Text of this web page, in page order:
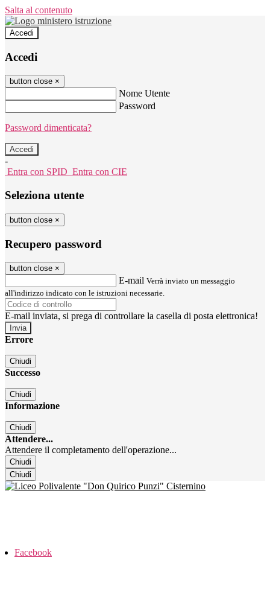
Salta al contenuto
Accedi
Accedi
button close ×
Nome Utente
Password
Password dimenticata?
-
Entra con SPID Entra con CIE
Seleziona utente
button close ×
Recupero password
button close ×
E-mail Verrà inviato un messaggio
all'indirizzo indicato con le istruzioni necessarie.
E-mail inviata, si prega di controllare la casella di posta elettronica!
Errore
Chiudi
Successo
Chiudi
Informazione
Chiudi
Attendere...
Attendere il completamento dell'operazione...
Chiudi
Chiudi
Facebook